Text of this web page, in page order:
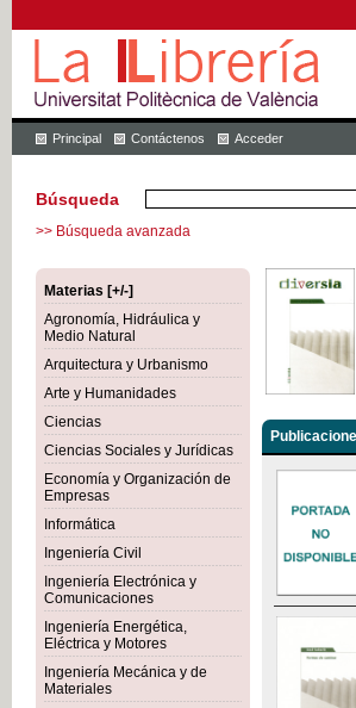
Principal Contáctenos Acceder
Búsqueda
>> Búsqueda avanzada
Materias [+/-]
Agronomía, Hidráulica y
Medio Natural
Arquitectura y Urbanismo
Arte y Humanidades
Ciencias
Ciencias Sociales y Jurídicas
Economía y Organización de
Empresas
Informática
Ingeniería Civil
Ingeniería Electrónica y
Comunicaciones
Ingeniería Energética,
Eléctrica y Motores
Ingeniería Mecánica y de
Materiales